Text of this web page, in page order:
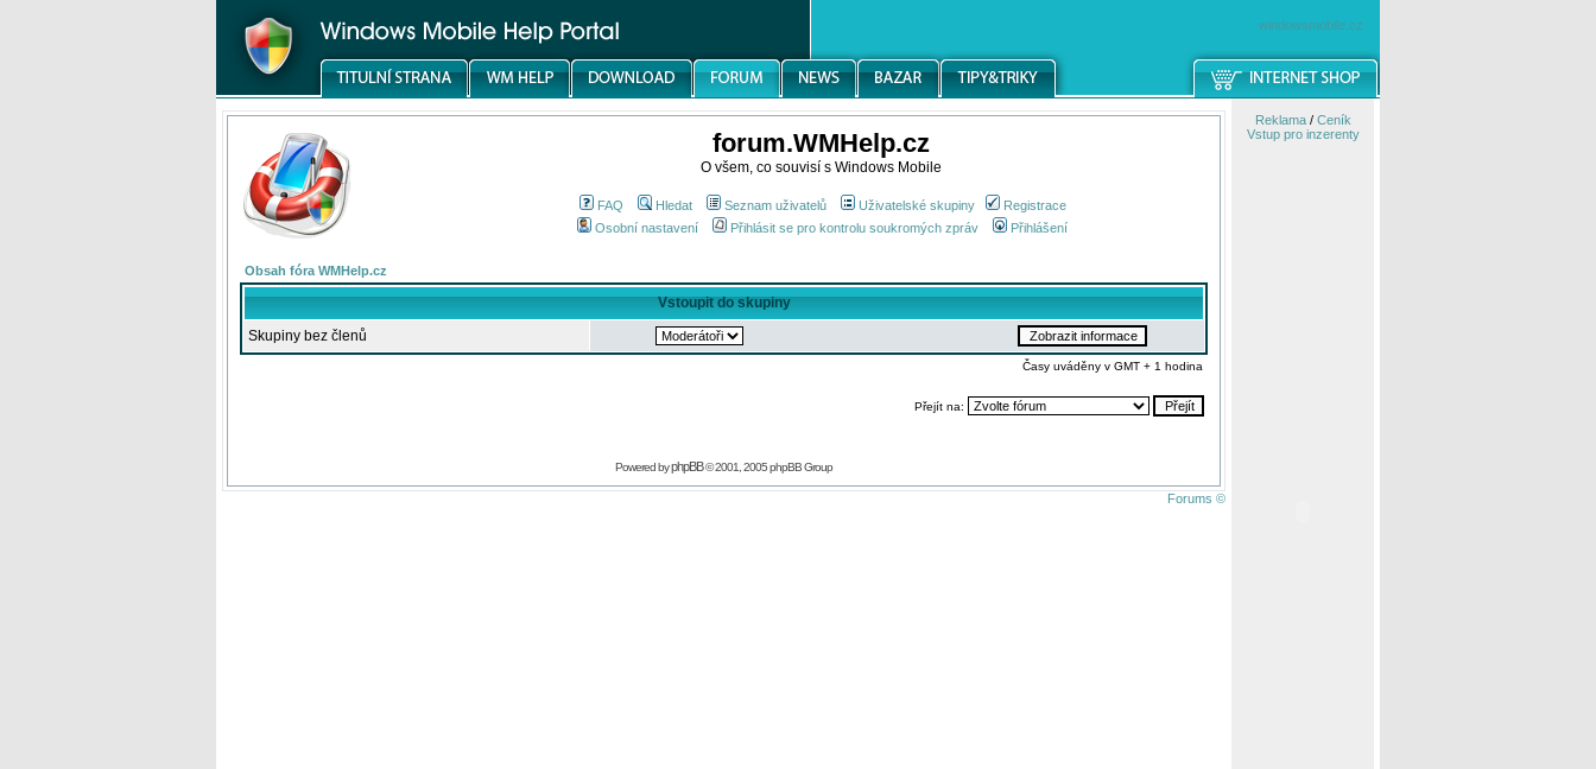
windowsmobile.cz
forum.WMHelp.cz
O všem, co souvisí s Windows Mobile
FAQ Hledat Seznam uživatelů Uživatelské skupiny
Registrace
Osobní nastavení
Přihlásit se pro kontrolu soukromých zpráv Přihlášení
Obsah fóra WMHelp.cz
Vstoupit do skupiny
Skupiny bez členů
Časy uváděny v GMT + 1 hodina
Přejít na:
Powered byphpBB© 2001, 2005 phpBB Group
Forums ©
Reklama/ Ceník
Vstup pro inzerenty